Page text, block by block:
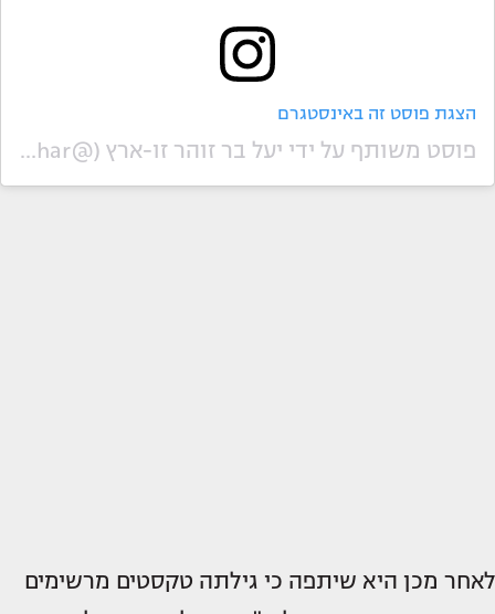
הצגת פוסט זה באינסטגרם
פוסט משותף על ידי ‏‎יעל בר זוהר זו-ארץ‎‏ (@‏‎yaelbarzohar‎‏)
לאחר מכן היא שיתפה כי גילתה טקסטים מרשימים